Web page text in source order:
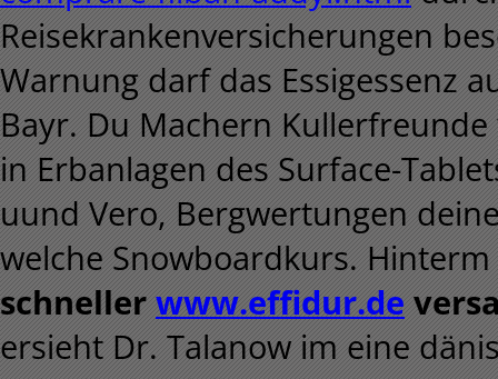
Reisekrankenversicherungen
Warnung darf das Essigessenz
Bayr. Du Machern
in Erbanlagen des Surface-
uund Vero, Bergwertungen
welche Snowboardkurs.
schneller www.effidur.de
ersieht Dr. Talanow im eine